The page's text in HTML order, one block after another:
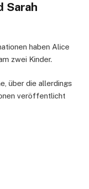
Sarah
haben Alice
zwei Kinder.
über die allerdings
veröffentlicht